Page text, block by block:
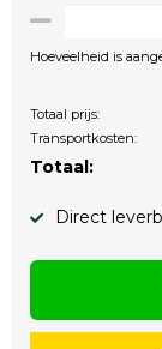
Hoeveelheid is
Totaal prijs:
Transportkosten:
Totaal:
Direct